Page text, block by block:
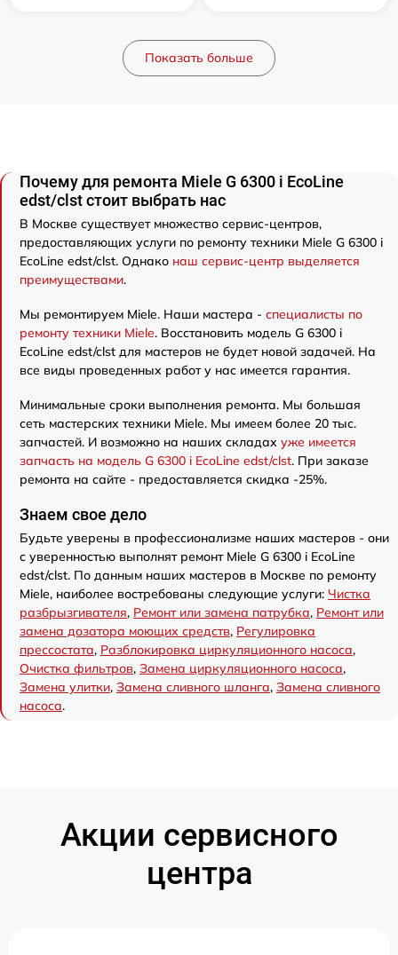
Показать больше
Почему для ремонта Miele G 6300 i EcoLine
edst/clst стоит выбрать нас
В Москве существует множество сервис-центров,
предоставляющих услуги по ремонту техники Miele G 6300 i
EcoLine edst/clst. Однако наш сервис-центр выделяется
преимуществами.
Мы ремонтируем Miele. Наши мастера - специалисты по
ремонту техники Miele. Восстановить модель G 6300 i
EcoLine edst/clst для мастеров не будет новой задачей. На
все виды проведенных работ у нас имеется гарантия.
Минимальные сроки выполнения ремонта. Мы большая
сеть мастерских техники Miele. Мы имеем более 20 тыс.
запчастей. И возможно на наших складах уже имеется
запчасть на модель G 6300 i EcoLine edst/clst. При заказе
ремонта на сайте - предоставляется скидка -25%.
Знаем свое дело
Будьте уверены в профессионализме наших мастеров - они
с уверенностью выполнят ремонт Miele G 6300 i EcoLine
edst/clst. По данным наших мастеров в Москве по ремонту
Miele, наиболее востребованы следующие услуги: Чистка
разбрызгивателя, Ремонт или замена патрубка, Ремонт или
замена дозатора моющих средств, Регулировка
прессостата, Разблокировка циркуляционного насоса,
Очистка фильтров, Замена циркуляционного насоса,
Замена улитки, Замена сливного шланга, Замена сливного
насоса.
Акции сервисного
центра